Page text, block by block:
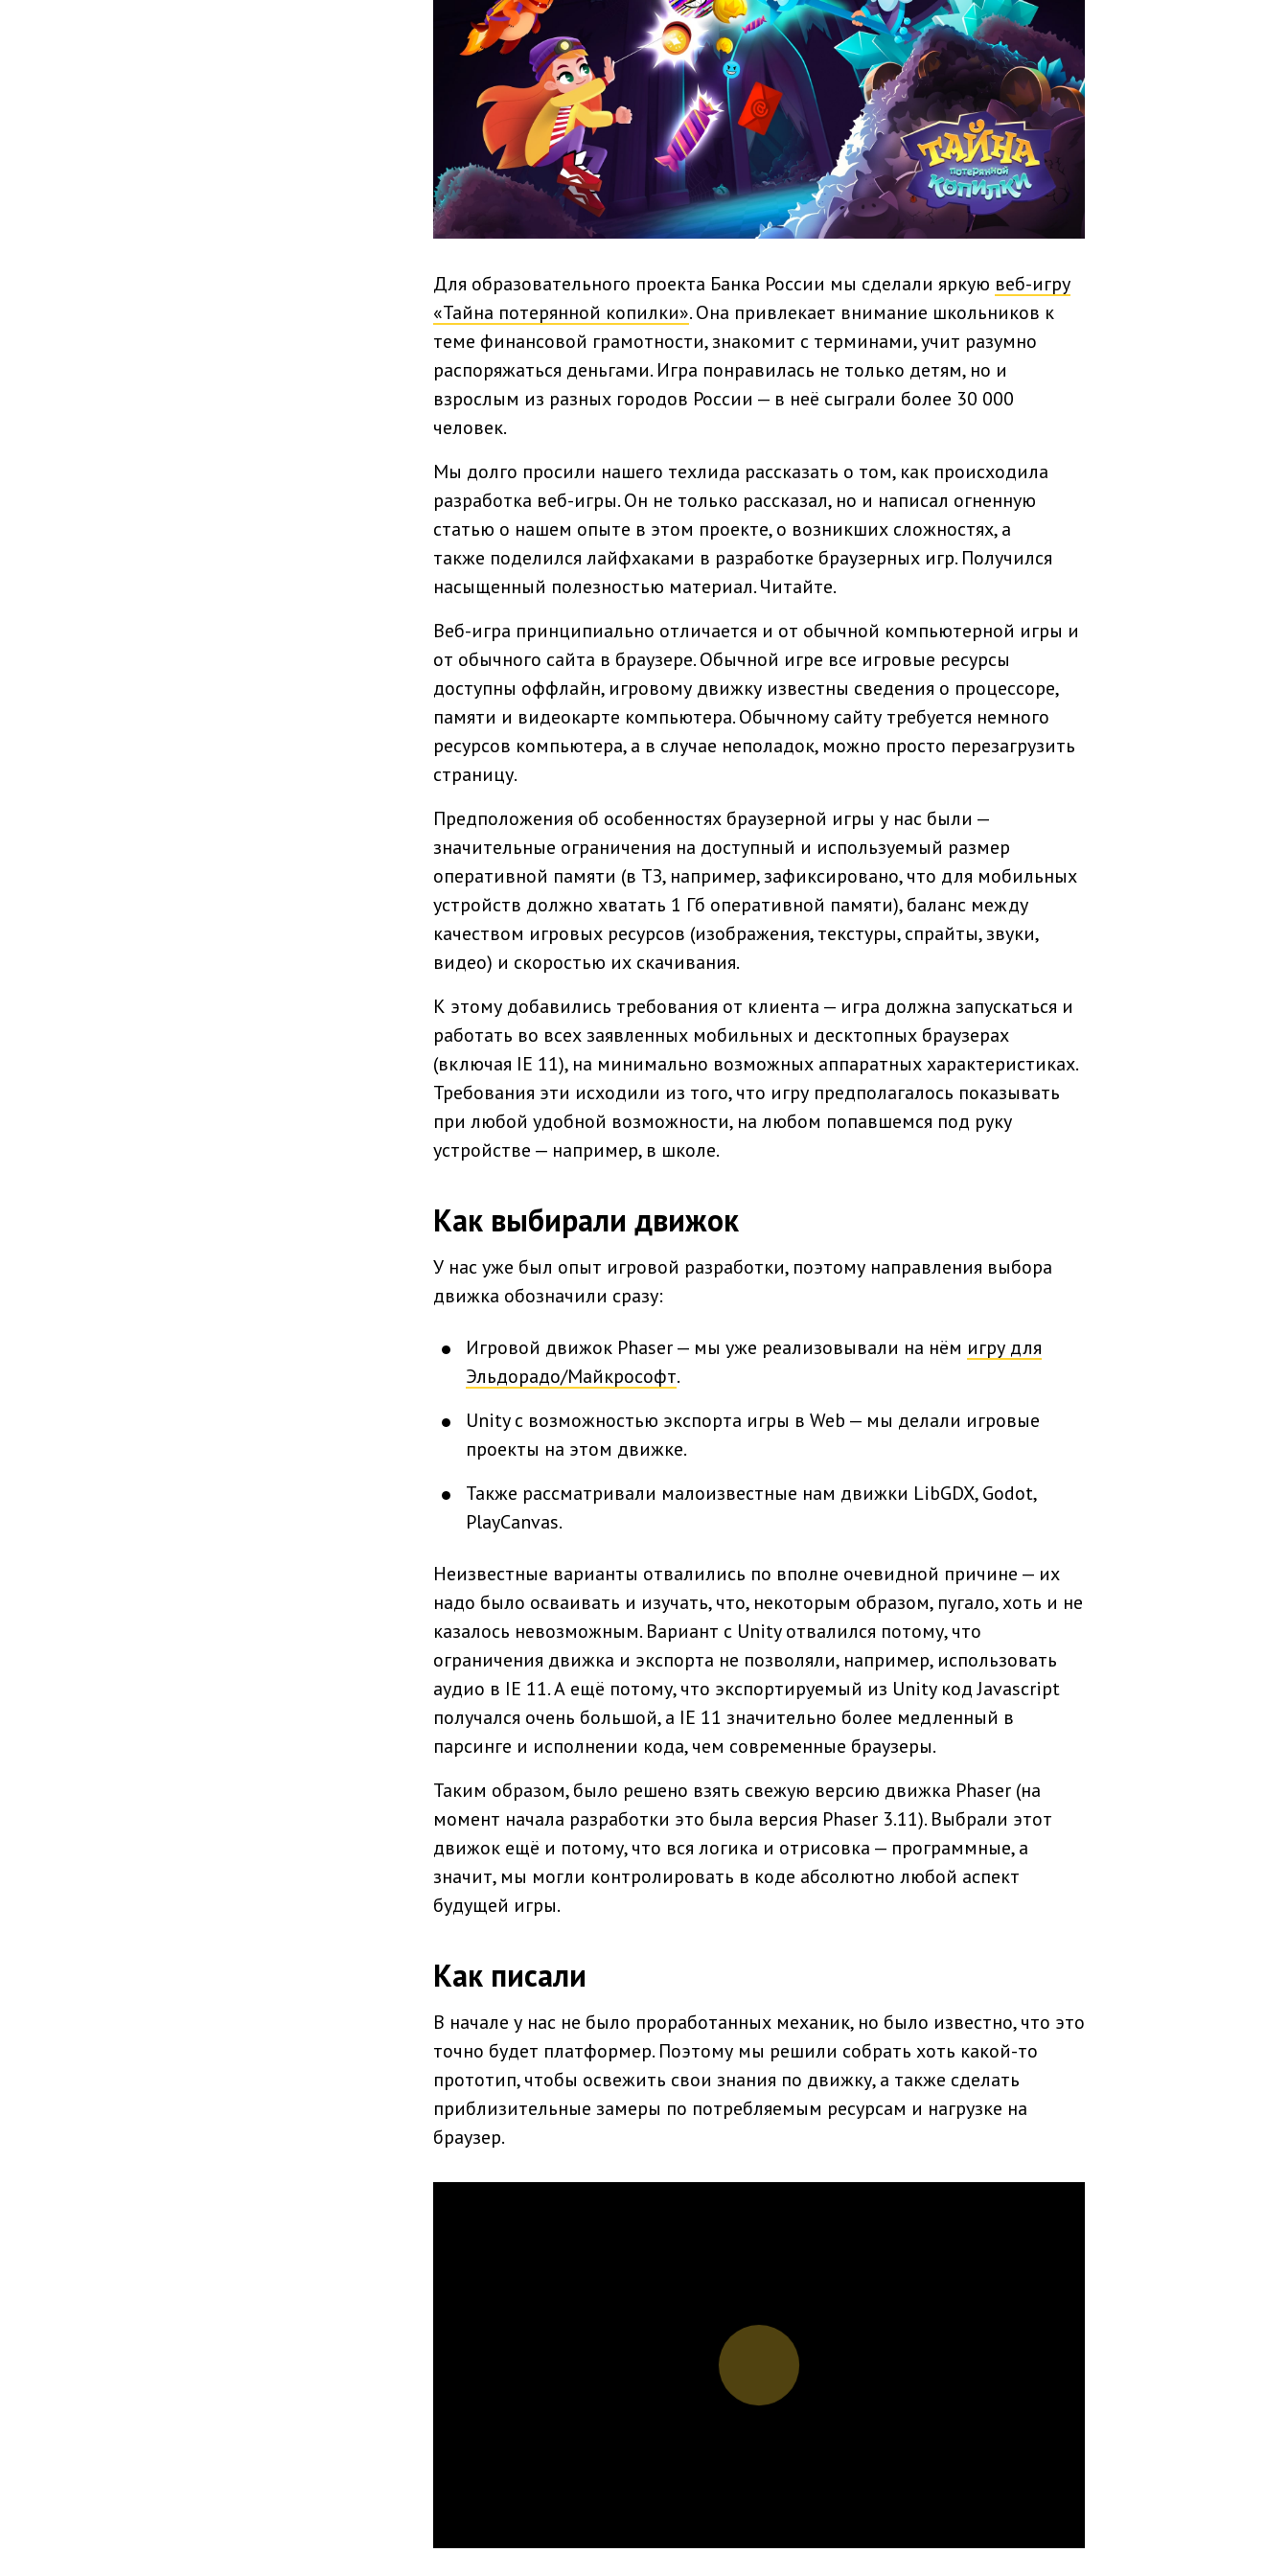
Для образовательного проекта Банка России мы сделали яркую веб-игру
«Тайна потерянной копилки». Она привлекает внимание школьников к
теме финансовой грамотности, знакомит с терминами, учит разумно
распоряжаться деньгами. Игра понравилась не только детям, но и
взрослым из разных городов России — в неё сыграли более 30 000
человек.
Мы долго просили нашего техлида рассказать о том, как происходила
разработка веб-игры. Он не только рассказал, но и написал огненную
статью о нашем опыте в этом проекте, о возникших сложностях, а
также поделился лайфхаками в разработке браузерных игр. Получился
насыщенный полезностью материал. Читайте.
Веб-игра принципиально отличается и от обычной компьютерной игры и
от обычного сайта в браузере. Обычной игре все игровые ресурсы
доступны оффлайн, игровому движку известны сведения о процессоре,
памяти и видеокарте компьютера. Обычному сайту требуется немного
ресурсов компьютера, а в случае неполадок, можно просто перезагрузить
страницу.
Предположения об особенностях браузерной игры у нас были —
значительные ограничения на доступный и используемый размер
оперативной памяти (в ТЗ, например, зафиксировано, что для мобильных
устройств должно хватать 1 Гб оперативной памяти), баланс между
качеством игровых ресурсов (изображения, текстуры, спрайты, звуки,
видео) и скоростью их скачивания.
К этому добавились требования от клиента — игра должна запускаться и
работать во всех заявленных мобильных и десктопных браузерах
(включая IE 11), на минимально возможных аппаратных характеристиках.
Требования эти исходили из того, что игру предполагалось показывать
при любой удобной возможности, на любом попавшемся под руку
устройстве — например, в школе.
Как выбирали движок
У нас уже был опыт игровой разработки, поэтому направления выбора
движка обозначили сразу:
Игровой движок Phaser — мы уже реализовывали на нём игру для
Эльдорадо/Майкрософт.
Unity с возможностью экспорта игры в Web — мы делали игровые
проекты на этом движке.
Также рассматривали малоизвестные нам движки LibGDX, Godot,
PlayCanvas.
Неизвестные варианты отвалились по вполне очевидной причине — их
надо было осваивать и изучать, что, некоторым образом, пугало, хоть и не
казалось невозможным. Вариант с Unity отвалился потому, что
ограничения движка и экспорта не позволяли, например, использовать
аудио в IE 11. А ещё потому, что экспортируемый из Unity код Javascript
получался очень большой, а IE 11 значительно более медленный в
парсинге и исполнении кода, чем современные браузеры.
Таким образом, было решено взять свежую версию движка Phaser (на
момент начала разработки это была версия Phaser 3.11). Выбрали этот
движок ещё и потому, что вся логика и отрисовка — программные, а
значит, мы могли контролировать в коде абсолютно любой аспект
будущей игры.
Как писали
В начале у нас не было проработанных механик, но было известно, что это
точно будет платформер. Поэтому мы решили собрать хоть какой-то
прототип, чтобы освежить свои знания по движку, а также сделать
приблизительные замеры по потребляемым ресурсам и нагрузке на
браузер.